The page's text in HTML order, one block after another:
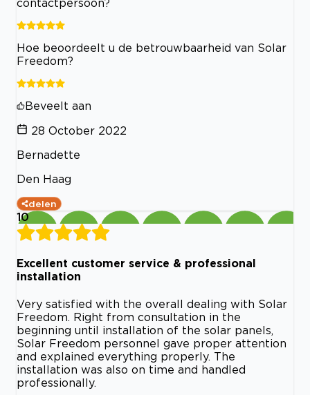
Hoe beoordeelt u de betrouwbaarheid van Solar
Freedom?
Beveelt aan
28 October 2022
Bernadette
Den Haag
delen
10
Excellent customer service & professional
installation
Very satisfied with the overall dealing with Solar
Freedom. Right from consultation in the
beginning until installation of the solar panels,
Solar Freedom personnel gave proper attention
and explained everything properly. The
installation was also on time and handled
professionally.